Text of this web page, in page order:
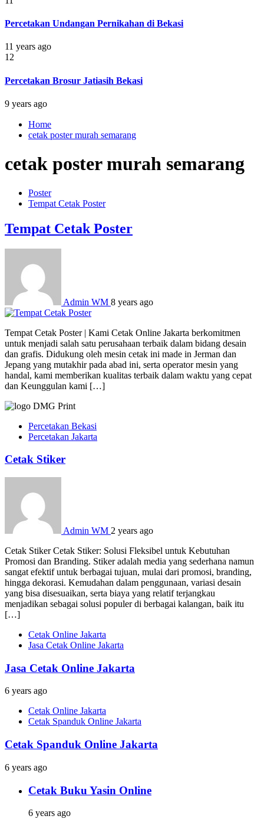
Percetakan Undangan Pernikahan di Bekasi
11 years ago
12
Percetakan Brosur Jatiasih Bekasi
9 years ago
Home
cetak poster murah semarang
cetak poster murah semarang
Poster
Tempat Cetak Poster
Tempat Cetak Poster
Admin WM 8 years ago
Tempat Cetak Poster | Kami Cetak Online Jakarta berkomitmen
untuk menjadi salah satu perusahaan terbaik dalam bidang desain
dan grafis. Didukung oleh mesin cetak ini made in Jerman dan
Jepang yang mutakhir pada abad ini, serta operator mesin yang
handal, kami memberikan kualitas terbaik dalam waktu yang cepat
dan Keunggulan kami […]
Percetakan Bekasi
Percetakan Jakarta
Cetak Stiker
Admin WM 2 years ago
Cetak Stiker Cetak Stiker: Solusi Fleksibel untuk Kebutuhan
Promosi dan Branding. Stiker adalah media yang sederhana namun
sangat efektif untuk berbagai tujuan, mulai dari promosi, branding,
hingga dekorasi. Kemudahan dalam penggunaan, variasi desain
yang bisa disesuaikan, serta biaya yang relatif terjangkau
menjadikan sebagai solusi populer di berbagai kalangan, baik itu
[…]
Cetak Online Jakarta
Jasa Cetak Online Jakarta
Jasa Cetak Online Jakarta
6 years ago
Cetak Online Jakarta
Cetak Spanduk Online Jakarta
Cetak Spanduk Online Jakarta
6 years ago
Cetak Buku Yasin Online
6 years ago